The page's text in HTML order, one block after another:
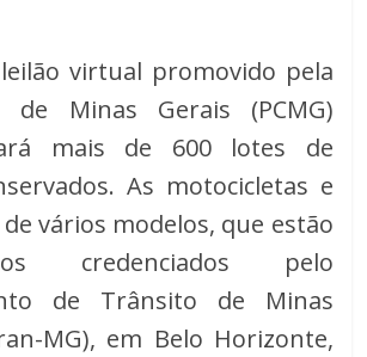
virtual promovido pela
de Minas Gerais (PCMG)
mais de 600 lotes de
As motocicletas e
vários modelos, que estão
credenciados pelo
de Trânsito de Minas
MG), em Belo Horizonte,